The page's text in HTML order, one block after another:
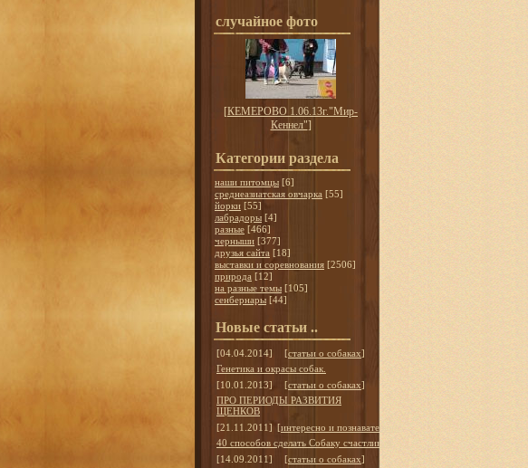
случайное фото
[КЕМЕРОВО 1.06.13г."Мир-
Кеннел"]
Категории раздела
наши питомцы [6]
среднеазиатская овчарка [55]
йорки [55]
лабрадоры [4]
разные [466]
черныши [377]
друзья сайта [18]
выставки и соревнования [2506]
природа [12]
на разные темы [105]
сенбернары [44]
Новые статьи ..
[04.04.2014] [статьи о собаках]
Генетика и окрасы собак.
[10.01.2013]
[статьи о собаках]
ПРО ПЕРИОДЫ РАЗВИТИЯ
ЩЕНКОВ
[21.11.2011] [интересно и познавательно
40 способов сделать Собаку счастливой
[14.09.2011]
[статьи о собаках]